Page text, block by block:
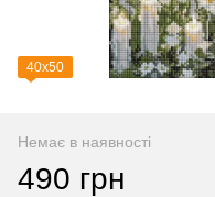
40х50
Немає в наявності
490 грн